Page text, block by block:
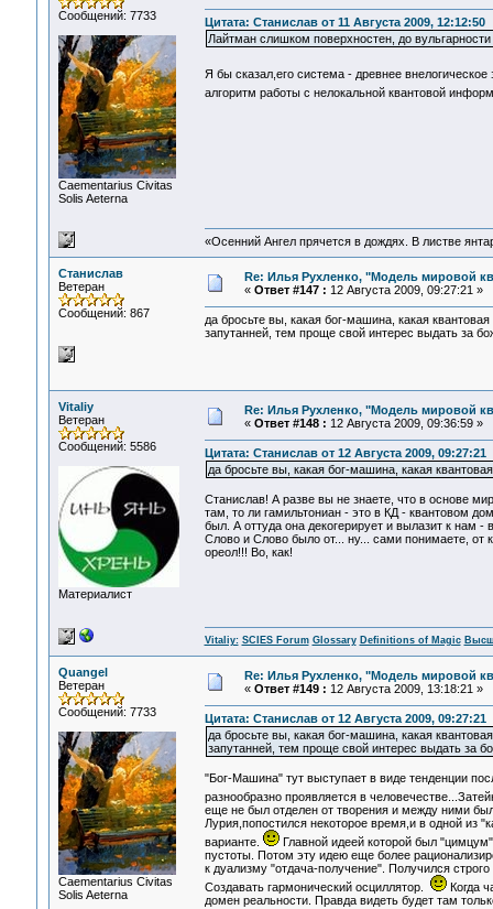
Сообщений: 7733
Сaementarius Civitas
Solis Aeterna
Цитата: Станислав от 11 Августа 2009, 12:12:50
Лайтман слишком поверхностен, до
Я бы сказал,его система - древнее
алгоритм работы с нелокальной квантовой
«Осенний Ангел прячется в дождях. В листве
Станислав
Ветеран
Сообщений: 867
Re: Илья Рухленко, "Модель мировой
« Ответ #147 : 12 Августа 2009, 09:27:21 »
да бросьте вы, какая бог-машина, какая
запутанней, тем проще свой интерес выдать за
Vitaliy
Ветеран
Сообщений: 5586
Материалист
Re: Илья Рухленко, "Модель мировой
« Ответ #148 : 12 Августа 2009, 09:36:59 »
Цитата: Станислав от 12 Августа 2009, 09:27:21
да бросьте вы, какая бог-машина, какая
Станислав! А разве вы не знаете, что в основе
там, то ли гамильтониан - это в КД - квантовом
был. А оттуда она декогерирует и вылазит к нам
Слово и Слово было от... ну... сами понимаете, от
ореол!!! Во, как!
Vitaliy: SCIES Forum Glossary Definitions of Magic
Quangel
Ветеран
Сообщений: 7733
Сaementarius Civitas
Solis Aeterna
Re: Илья Рухленко, "Модель мировой
« Ответ #149 : 12 Августа 2009, 13:18:21 »
Цитата: Станислав от 12 Августа 2009, 09:27:21
да бросьте вы, какая бог-машина, какая
запутанней, тем проще свой интерес выдать за
"Бог-Машина" тут выступает в виде тенденции
разнообразно проявляется в
еще не был отделен от творения и между ними
Лурия,попостился некоторое время,и в одной из
варианте.
Главной идеей которой был
пустоты. Потом эту идею еще более
к дуализму "отдача-получение". Получился
Создавать гармонический осциллятор.
Когда
домен реальности. Правда видеть будет там